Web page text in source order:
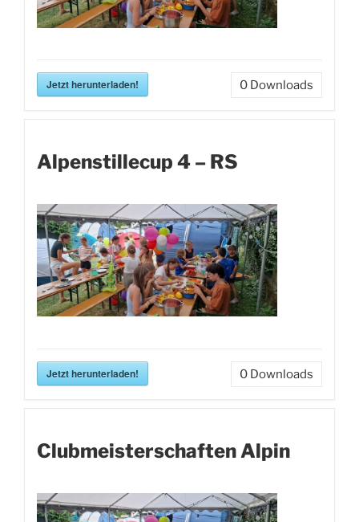
Jetzt herunterladen! 0 Downloads
Alpenstillecup 4 – RS
Jetzt herunterladen! 0 Downloads
Clubmeisterschaften Alpin